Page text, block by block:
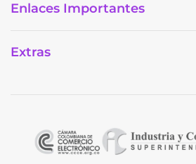
Enlaces Importantes
Extras